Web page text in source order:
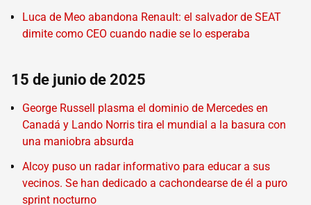
Luca de Meo abandona Renault: el salvador de SEAT
dimite como CEO cuando nadie se lo esperaba
15 de junio de 2025
George Russell plasma el dominio de Mercedes en
Canadá y Lando Norris tira el mundial a la basura con
una maniobra absurda
Alcoy puso un radar informativo para educar a sus
vecinos. Se han dedicado a cachondearse de él a puro
sprint nocturno